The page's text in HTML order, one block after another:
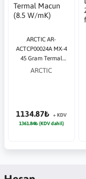
ARCTIC AR-
ACTCP00024A MX-4
45 Gram Termal
Macun (8.5 W/mK)
ARCTIC
1134.87₺
+ KDV
1361.84₺ (KDV dahil)